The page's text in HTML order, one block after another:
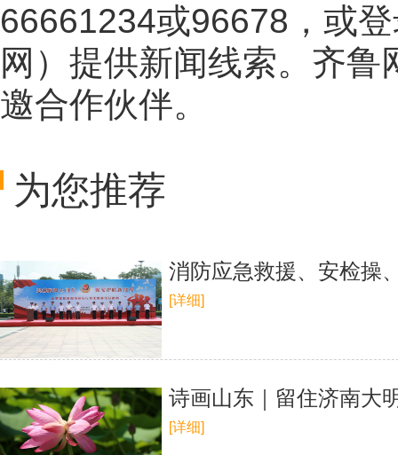
66661234或96678，或
网 ）提供新闻线索。齐鲁
邀合作伙伴。
为您推荐
消防应急救援、安检操
[详细]
诗画山东｜留住济南大
[详细]